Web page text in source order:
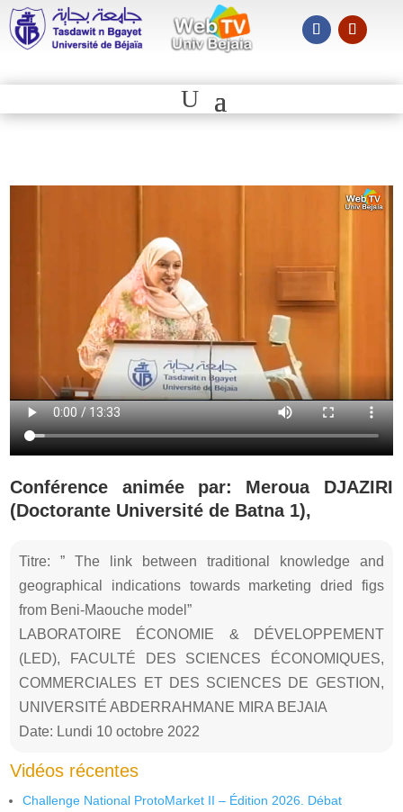
Conférence animée par: Meroua DJAZIRI
(Doctorante Université de Batna 1),
Titre: ” The link between traditional knowledge and
geographical indications towards marketing dried figs
from Beni-Maouche model”
LABORATOIRE ÉCONOMIE & DÉVELOPPEMENT
(LED), FACULTÉ DES SCIENCES ÉCONOMIQUES,
COMMERCIALES ET DES SCIENCES DE GESTION,
UNIVERSITÉ ABDERRAHMANE MIRA BEJAIA
Date: Lundi 10 octobre 2022
Vidéos récentes
Challenge National ProtoMarket II – Édition 2026. Débat